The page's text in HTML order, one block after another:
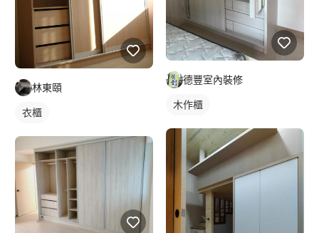
林東頤
衣櫃
德豐室內裝修
木作櫃